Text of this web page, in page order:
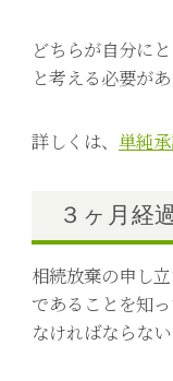
どちらが自分に
と考える必要があ
詳しくは、単純
３ヶ月経
相続放棄の申し
であることを知
なければならな